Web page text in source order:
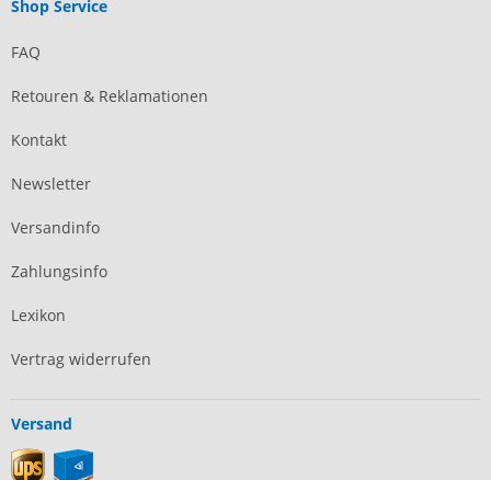
Shop Service
FAQ
Retouren & Reklamationen
Kontakt
Newsletter
Versandinfo
Zahlungsinfo
Lexikon
Vertrag widerrufen
Versand